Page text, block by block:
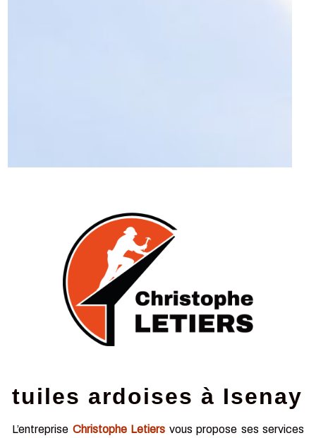
tuiles ardoises à Isenay
L’entreprise Christophe Letiers vous propose ses services